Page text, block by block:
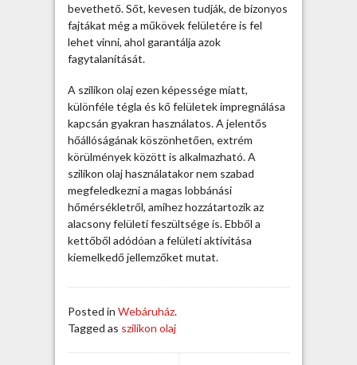
o
a
j
r
ó
l
?
b
e
j
e
g
z
e
bevethető. Sőt, kevesen tudják, de bizonyos
fajtákat még a műkövek felületére is fel
lehet vinni, ahol garantálja azok
fagytalanítását.
A szilikon olaj ezen képessége miatt,
különféle tégla és kő felületek impregnálása
kapcsán gyakran használatos. A jelentős
hőállóságának köszönhetően, extrém
körülmények között is alkalmazható. A
szilikon olaj használatakor nem szabad
megfeledkezni a magas lobbánási
hőmérsékletről, amihez hozzátartozik az
alacsony felületi feszültsége is. Ebből a
kettőből adódóan a felületi aktivitása
kiemelkedő jellemzőket mutat.
Posted in Webáruház.
Tagged as szilikon olaj